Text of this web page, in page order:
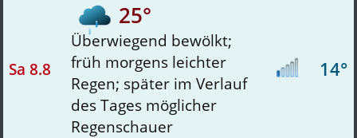
Sa 8.8
25°
Überwiegend bewölkt;
früh morgens leichter
Regen; später im Verlauf
des Tages möglicher
Regenschauer
14°